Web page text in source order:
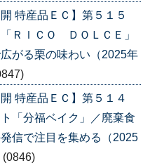
特産品ＥＣ】第５１５
ＲＩＣＯ ＤＯＬＣＥ」
がる栗の味わい（2025年
特産品ＥＣ】第５１４
「分福ベイク」／廃棄食
信で注目を集める（2025
(0846)